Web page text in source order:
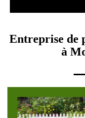
Entreprise de
à